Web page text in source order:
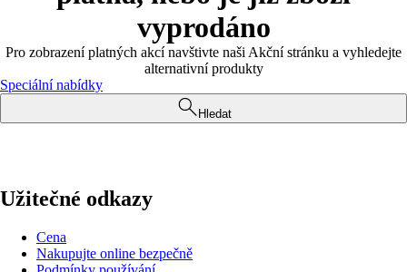
vyprodáno
Pro zobrazení platných akcí navštivte naši Akční stránku a vyhledejte
alternativní produkty
Speciální nabídky
Hledat
Užitečné odkazy
Cena
Nakupujte online bezpečně